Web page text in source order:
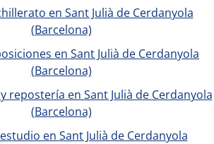
en Sant Julià de Cerdanyola
(Barcelona)
en Sant Julià de Cerdanyola
(Barcelona)
repostería en Sant Julià de Cerdanyola
(Barcelona)
en Sant Julià de Cerdanyola